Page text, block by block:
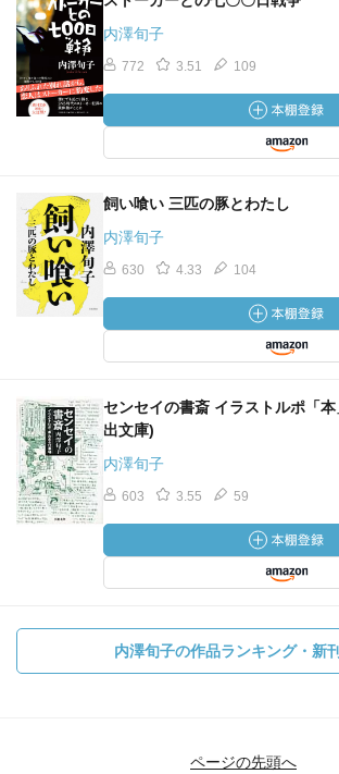
内澤旬子
772 3.51 109
飼い喰い 三匹の豚とわたし
内澤旬子
630 4.33 104
センセイの書斎 イラストルポ「
出文庫)
内澤旬子
603 3.55 59
内澤旬子の作品ランキング・新
ページの先頭へ